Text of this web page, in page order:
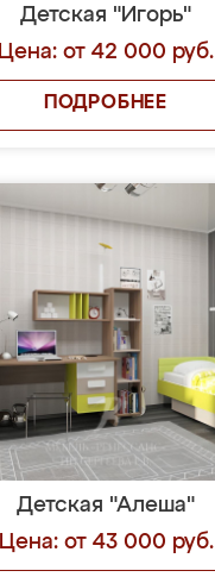
Детская "Игорь"
Цена: от 42 000 руб.
ПОДРОБНЕЕ
Детская "Алеша"
Цена: от 43 000 руб.